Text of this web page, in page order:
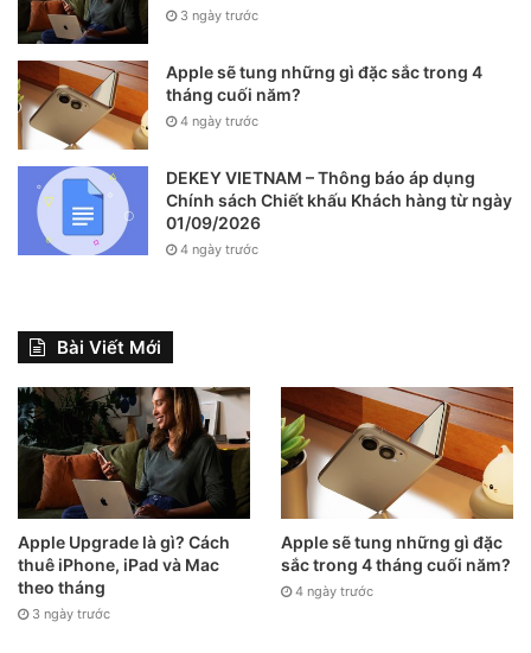
3 ngày trước
Apple sẽ tung những gì đặc sắc trong 4
tháng cuối năm?
4 ngày trước
DEKEY VIETNAM – Thông báo áp dụng
Chính sách Chiết khấu Khách hàng từ ngày
01/09/2026
4 ngày trước
Bài Viết Mới
Apple Upgrade là gì? Cách
thuê iPhone, iPad và Mac
theo tháng
3 ngày trước
Apple sẽ tung những gì đặc
sắc trong 4 tháng cuối năm?
4 ngày trước